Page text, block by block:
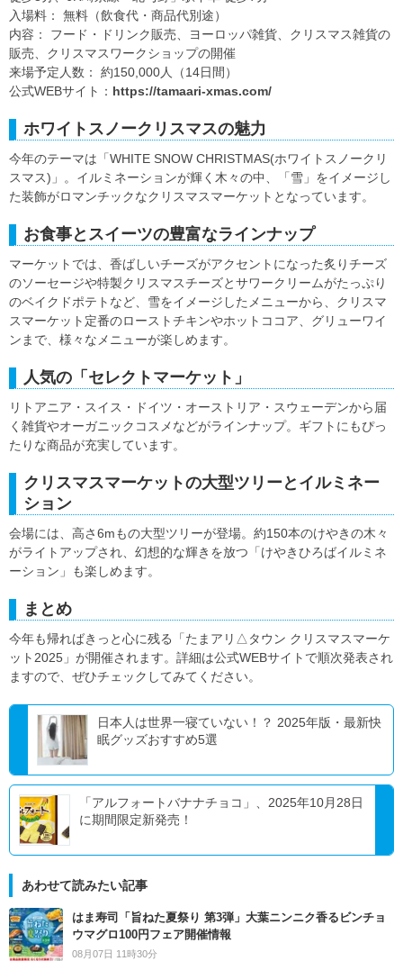
入場料： 無料（飲食代・商品代別途）
内容： フード・ドリンク販売、ヨーロッパ雑貨、クリスマス雑貨の
販売、クリスマスワークショップの開催
来場予定人数： 約150,000人（14日間）
公式WEBサイト： https://tamaari-xmas.com/
ホワイトスノークリスマスの魅力
今年のテーマは「WHITE SNOW CHRISTMAS(ホワイトスノークリ
スマス)」。イルミネーションが輝く木々の中、「雪」をイメージし
た装飾がロマンチックなクリスマスマーケットとなっています。
お食事とスイーツの豊富なラインナップ
マーケットでは、香ばしいチーズがアクセントになった炙りチーズ
のソーセージや特製クリスマスチーズとサワークリームがたっぷり
のベイクドポテトなど、雪をイメージしたメニューから、クリスマ
スマーケット定番のローストチキンやホットココア、グリューワイ
ンまで、様々なメニューが楽しめます。
人気の「セレクトマーケット」
リトアニア・スイス・ドイツ・オーストリア・スウェーデンから届
く雑貨やオーガニックコスメなどがラインナップ。ギフトにもぴっ
たりな商品が充実しています。
クリスマスマーケットの大型ツリーとイルミネー
ション
会場には、高さ6mもの大型ツリーが登場。約150本のけやきの木々
がライトアップされ、幻想的な輝きを放つ「けやきひろばイルミネ
ーション」も楽しめます。
まとめ
今年も帰ればきっと心に残る「たまアリ△タウン クリスマスマーケ
ット2025」が開催されます。詳細は公式WEBサイトで順次発表され
ますので、ぜひチェックしてみてください。
日本人は世界一寝ていない！？ 2025年版・最新快
眠グッズおすすめ5選
「アルフォートバナナチョコ」、2025年10月28日
に期間限定新発売！
あわせて読みたい記事
はま寿司「旨ねた夏祭り 第3弾」大葉ニンニク香るビンチョ
ウマグロ100円フェア開催情報
08月07日 11時30分